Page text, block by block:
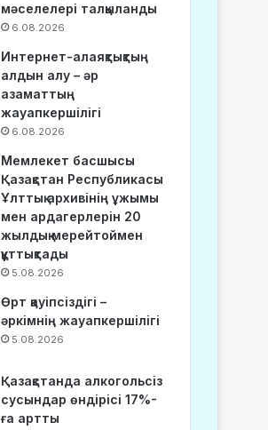
мәселелері талқыланды
6.08.2026
Интернет-алаяқтықтың
алдын алу – әр
азаматтың
жауапкершілігі
6.08.2026
Мемлекет басшысы
Қазақстан Республикасы
Ұлттық архивінің ұжымы
мен ардагерлерін 20
жылдық мерейтоймен
құттықтады
5.08.2026
Өрт қауіпсіздігі –
әркімнің жауапкершілігі
5.08.2026
Қазақстанда алкогольсіз
сусындар өндірісі 17%-
ға артты